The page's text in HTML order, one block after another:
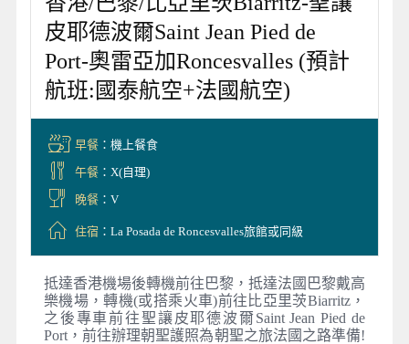
皮耶德波爾Saint Jean Pied de
Port-奧雷亞加Roncesvalles (預計
航班:國泰航空+法國航空)
早餐：機上餐食
午餐：X(自理)
晚餐：V
住宿：La Posada de Roncesvalles旅館或同級
抵達香港機場後轉機前往巴黎，抵達法國巴黎戴高
樂機場，轉機(或搭乘火車)前往比亞里茨Biarritz，
之後專車前往聖讓皮耶德波爾Saint Jean Pied de
Port，前往辦理朝聖護照為朝聖之旅法國之路準備!